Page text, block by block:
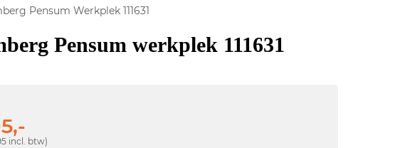
Pensum Werkplek 111631
Pensum werkplek 111631
incl. btw)